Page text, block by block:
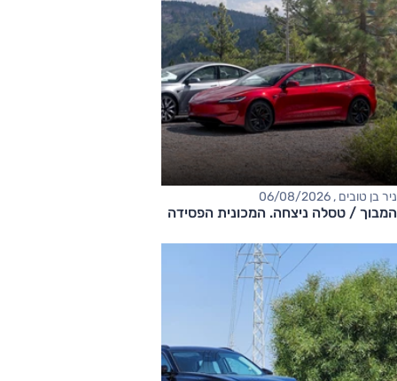
ניר בן טובים , 06/08/2026
המבוך / טסלה ניצחה. המכונית הפסידה